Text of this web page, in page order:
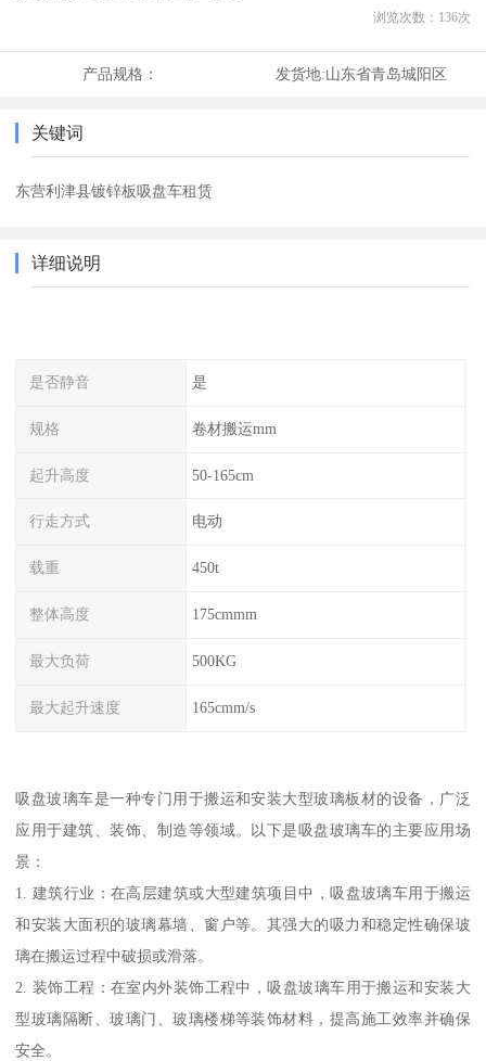
浏览次数： 136次
产品规格： 发货地:山东省青岛城阳区
关键词
东营利津县镀锌板吸盘车租赁
详细说明
是否静音 是
规格 卷材搬运mm
起升高度 50-165cm
行走方式 电动
载重 450t
整体高度 175cmmm
最大负荷 500KG
最大起升速度 165cmm/s
吸盘玻璃车是一种专门用于搬运和安装大型玻璃板材的设备，广泛
应用于建筑、装饰、制造等领域。以下是吸盘玻璃车的主要应用场
景：
1. 建筑行业：在高层建筑或大型建筑项目中，吸盘玻璃车用于搬运
和安装大面积的玻璃幕墙、窗户等。其强大的吸力和稳定性确保玻
璃在搬运过程中破损或滑落。
2. 装饰工程：在室内外装饰工程中，吸盘玻璃车用于搬运和安装大
型玻璃隔断、玻璃门、玻璃楼梯等装饰材料，提高施工效率并确保
安全。